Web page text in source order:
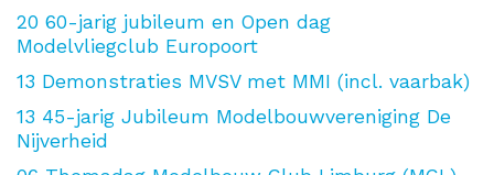
20 60-jarig jubileum en Open dag
Modelvliegclub Europoort
13 Demonstraties MVSV met MMI (incl. vaarbak)
13 45-jarig Jubileum Modelbouwvereniging De
Nijverheid